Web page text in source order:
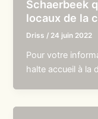
Schaerbeek
locaux de la
Driss / 24 juin 2022
Pour votre
halte accueil à la